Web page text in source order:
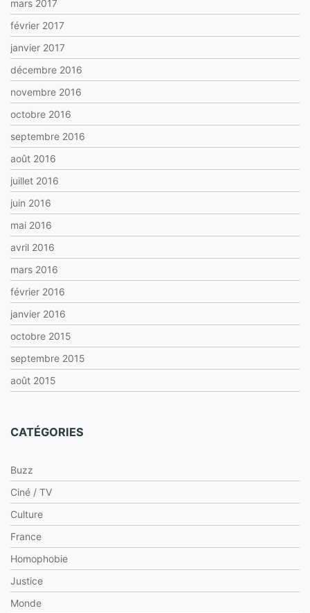
mars 2017
février 2017
janvier 2017
décembre 2016
novembre 2016
octobre 2016
septembre 2016
août 2016
juillet 2016
juin 2016
mai 2016
avril 2016
mars 2016
février 2016
janvier 2016
octobre 2015
septembre 2015
août 2015
CATÉGORIES
Buzz
Ciné / TV
Culture
France
Homophobie
Justice
Monde